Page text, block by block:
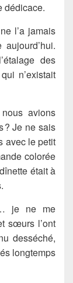
dédicace.
l’a jamais
des
n’existait
avions
? Je ne sais
avec le petit
colorée
était à
je ne me
sœurs l’ont
desséché,
longtemps